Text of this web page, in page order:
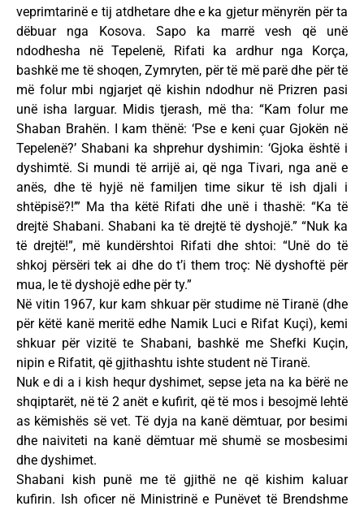
veprimtarinë e tij atdhetare dhe e ka gjetur mënyrën për ta
dëbuar nga Kosova. Sapo ka marrë vesh që unë
ndodhesha në Tepelenë, Rifati ka ardhur nga Korça,
bashkë me të shoqen, Zymryten, për të më parë dhe për të
më folur mbi ngjarjet që kishin ndodhur në Prizren pasi
unë isha larguar. Midis tjerash, më tha: “Kam folur me
Shaban Brahën. I kam thënë: ‘Pse e keni çuar Gjokën në
Tepelenë?’ Shabani ka shprehur dyshimin: ‘Gjoka është i
dyshimtë. Si mundi të arrijë ai, që nga Tivari, nga anë e
anës, dhe të hyjë në familjen time sikur të ish djali i
shtëpisë?!’” Ma tha këtë Rifati dhe unë i thashë: “Ka të
drejtë Shabani. Shabani ka të drejtë të dyshojë.” “Nuk ka
të drejtë!”, më kundërshtoi Rifati dhe shtoi: “Unë do të
shkoj përsëri tek ai dhe do t’i them troç: Në dyshoftë për
mua, le të dyshojë edhe për ty.”
Në vitin 1967, kur kam shkuar për studime në Tiranë (dhe
për këtë kanë meritë edhe Namik Luci e Rifat Kuçi), kemi
shkuar për vizitë te Shabani, bashkë me Shefki Kuçin,
nipin e Rifatit, që gjithashtu ishte student në Tiranë.
Nuk e di a i kish hequr dyshimet, sepse jeta na ka bërë ne
shqiptarët, në të 2 anët e kufirit, që të mos i besojmë lehtë
as këmishës së vet. Të dyja na kanë dëmtuar, por besimi
dhe naiviteti na kanë dëmtuar më shumë se mosbesimi
dhe dyshimet.
Shabani kish punë me të gjithë ne që kishim kaluar
kufirin. Ish oficer në Ministrinë e Punëvet të Brendshme